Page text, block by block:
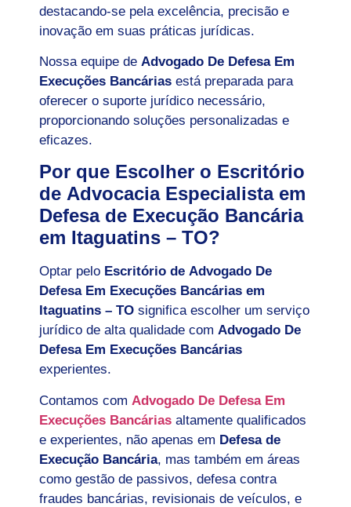
destacando-se pela excelência, precisão e
inovação em suas práticas jurídicas.
Nossa equipe de Advogado De Defesa Em
Execuções Bancárias está preparada para
oferecer o suporte jurídico necessário,
proporcionando soluções personalizadas e
eficazes.
Por que Escolher o Escritório
de Advocacia Especialista em
Defesa de Execução Bancária
em Itaguatins – TO?
Optar pelo Escritório de Advogado De
Defesa Em Execuções Bancárias em
Itaguatins – TO significa escolher um serviço
jurídico de alta qualidade com Advogado De
Defesa Em Execuções Bancárias
experientes.
Contamos com Advogado De Defesa Em
Execuções Bancárias altamente qualificados
e experientes, não apenas em Defesa de
Execução Bancária, mas também em áreas
como gestão de passivos, defesa contra
fraudes bancárias, revisionais de veículos, e